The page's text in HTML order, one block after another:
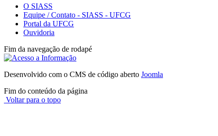
O SIASS
Equipe / Contato - SIASS - UFCG
Portal da UFCG
Ouvidoria
Fim da navegação de rodapé
Desenvolvido com o CMS de código aberto Joomla
Fim do conteúdo da página
Voltar para o topo